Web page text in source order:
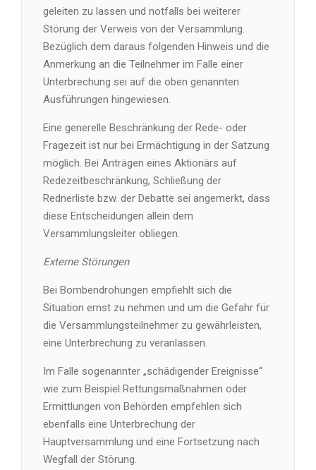
geleiten zu lassen und notfalls bei weiterer
Störung der Verweis von der Versammlung.
Bezüglich dem daraus folgenden Hinweis und die
Anmerkung an die Teilnehmer im Falle einer
Unterbrechung sei auf die oben genannten
Ausführungen hingewiesen.
Eine generelle Beschränkung der Rede- oder
Fragezeit ist nur bei Ermächtigung in der Satzung
möglich. Bei Anträgen eines Aktionärs auf
Redezeitbeschränkung, Schließung der
Rednerliste bzw. der Debatte sei angemerkt, dass
diese Entscheidungen allein dem
Versammlungsleiter obliegen.
Externe Störungen
Bei Bombendrohungen empfiehlt sich die
Situation ernst zu nehmen und um die Gefahr für
die Versammlungsteilnehmer zu gewährleisten,
eine Unterbrechung zu veranlassen.
Im Falle sogenannter „schädigender Ereignisse“
wie zum Beispiel Rettungsmaßnahmen oder
Ermittlungen von Behörden empfehlen sich
ebenfalls eine Unterbrechung der
Hauptversammlung und eine Fortsetzung nach
Wegfall der Störung.